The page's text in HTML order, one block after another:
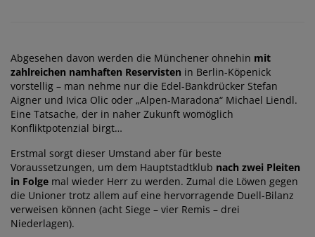
Abgesehen davon werden die Münchener ohnehin mit
zahlreichen namhaften Reservisten in Berlin-Köpenick
vorstellig – man nehme nur die Edel-Bankdrücker Stefan
Aigner und Ivica Olic oder „Alpen-Maradona“ Michael Liendl.
Eine Tatsache, der in naher Zukunft womöglich
Konfliktpotenzial birgt…
Erstmal sorgt dieser Umstand aber für beste
Voraussetzungen, um dem Hauptstadtklub nach zwei Pleiten
in Folge mal wieder Herr zu werden. Zumal die Löwen gegen
die Unioner trotz allem auf eine hervorragende Duell-Bilanz
verweisen können (acht Siege – vier Remis – drei
Niederlagen).